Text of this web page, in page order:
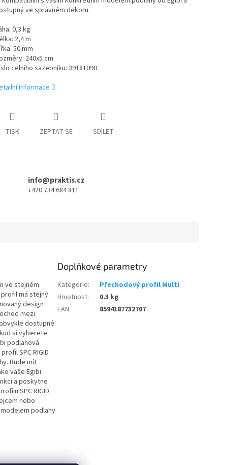
ve správném dekoru.
0,3 kg
2,4 m
50 mm
240x5 cm
celního sazebníku: 39181090
informace
TISK ZEPTAT SE SDÍLET
info@praktis.cz
+420 734 684 811
ve stejném
má stejný
design
mezi
dostupné
si vyberete
podlahová
SPC RIGID
Bude mít
vaše Egibi
a poskytne
SPC RIGID
nebo
podlahy
Doplňkové parametry
Kategorie:
Přechodový profil Multi
Hmotnost:
0.3 kg
EAN: 8594187732707